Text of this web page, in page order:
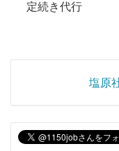
定続き代行
塩原